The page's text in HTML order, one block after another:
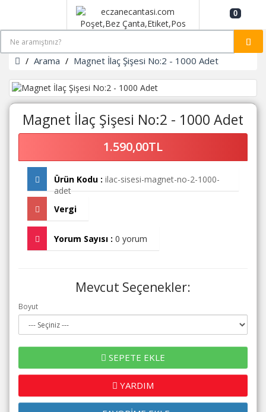
0
Arama Magnet İlaç Şişesi No:2 - 1000 Adet
Magnet İlaç Şişesi No:2 - 1000 Adet
1.590,00TL
Ürün Kodu : ilac-sisesi-magnet-no-2-1000-
adet
Vergi
Yorum Sayısı : 0 yorum
Mevcut Seçenekler:
Boyut
SEPETE EKLE
YARDIM